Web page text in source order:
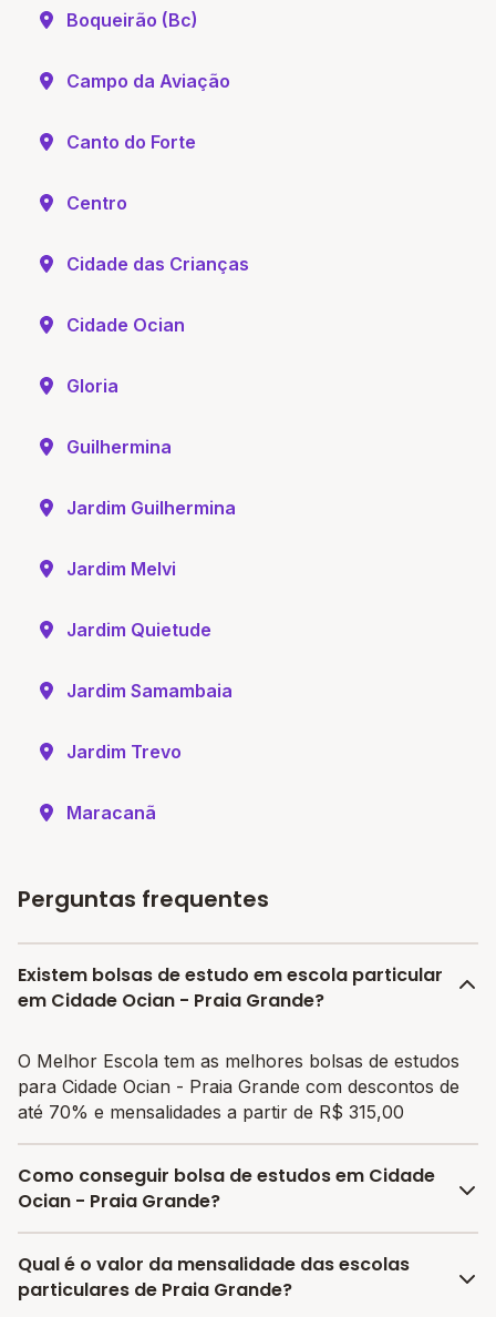
Boqueirão (Bc)
Campo da Aviação
Canto do Forte
Centro
Cidade das Crianças
Cidade Ocian
Gloria
Guilhermina
Jardim Guilhermina
Jardim Melvi
Jardim Quietude
Jardim Samambaia
Jardim Trevo
Maracanã
Perguntas frequentes
Existem bolsas de estudo em escola particular
em Cidade Ocian - Praia Grande?
O Melhor Escola tem as melhores bolsas de estudos
para Cidade Ocian - Praia Grande com descontos de
até 70% e mensalidades a partir de R$ 315,00
Como conseguir bolsa de estudos em Cidade
Ocian - Praia Grande?
O programa de bolsa do Melhor Escola disponibiliza
vagas com até 80% de desconto nas mensalidades.
Qual é o valor da mensalidade das escolas
particulares de Praia Grande?